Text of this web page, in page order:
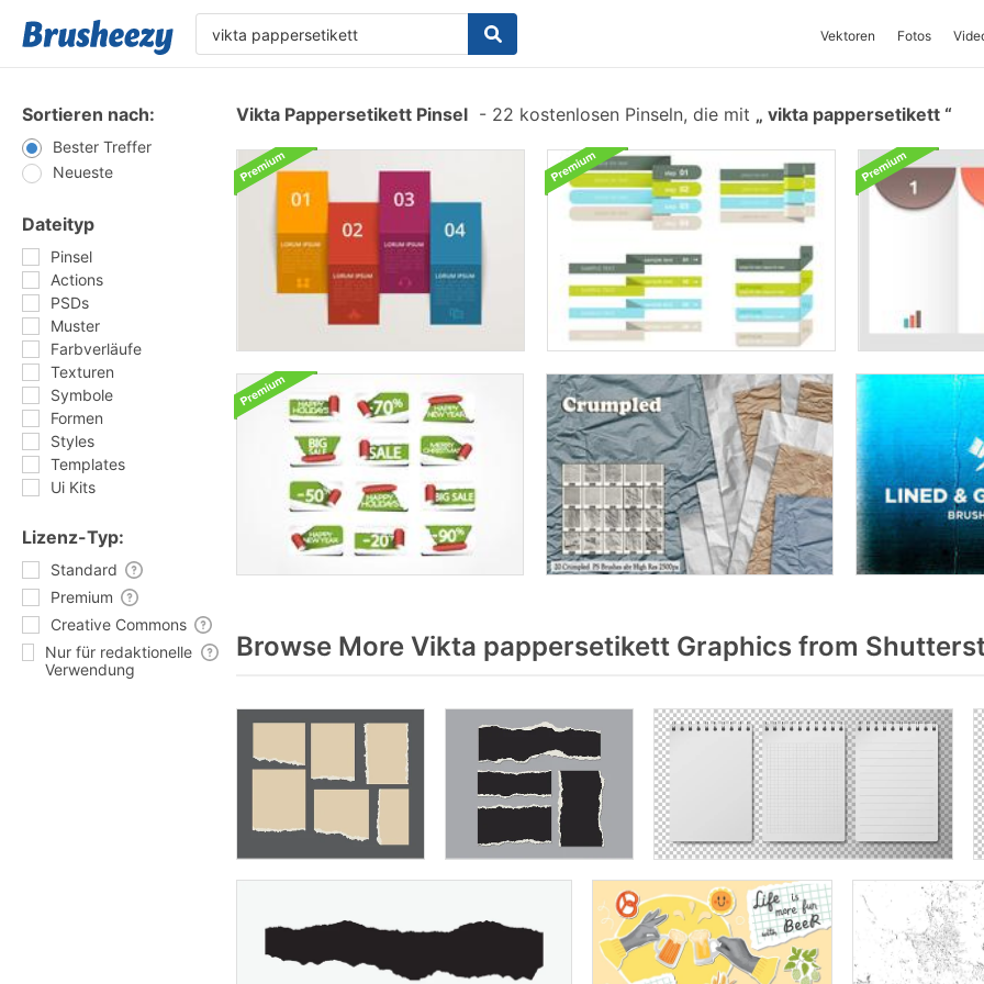
Vektoren Fotos
Sortieren nach:
Bester Treffer
Neueste
Dateityp
Pinsel
Actions
PSDs
Muster
Farbverläufe
Texturen
Symbole
Formen
Styles
Templates
Ui Kits
Lizenz-Typ:
Standard
Premium
Creative Commons
Nur für redaktionelle
Verwendung
Vikta Pappersetikett Pinsel - 22 kostenlosen Pinseln, die mit vikta pappersetikett
Browse More Vikta pappersetikett Graphics from